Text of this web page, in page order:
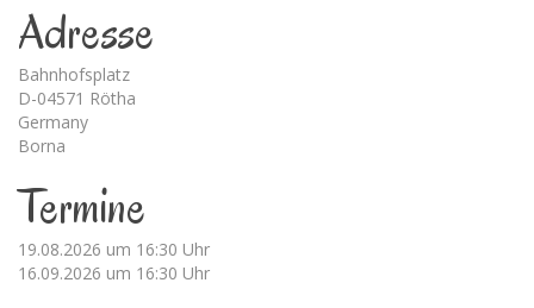
Adresse
Bahnhofsplatz
D-04571 Rötha
Germany
Borna
Termine
19.08.2026 um 16:30 Uhr
16.09.2026 um 16:30 Uhr